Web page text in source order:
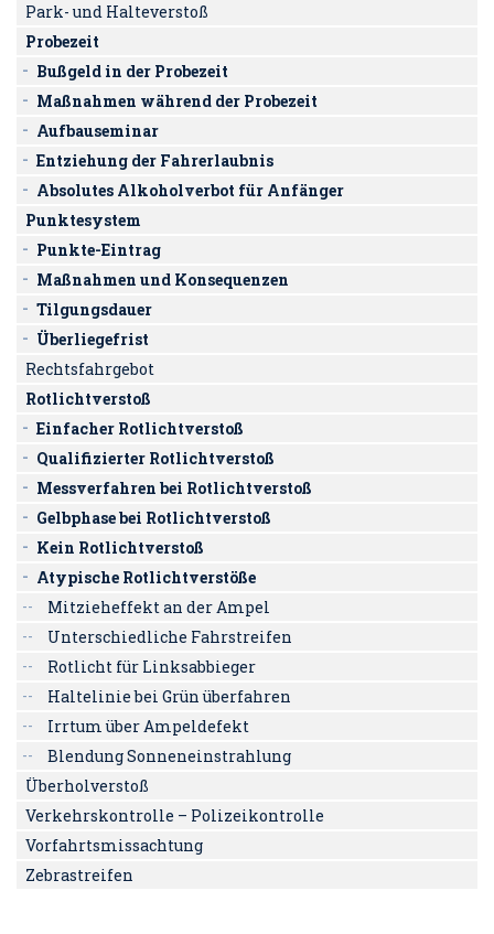
Park- und Halteverstoß
Probezeit
Bußgeld in der Probezeit
Maßnahmen während der Probezeit
Aufbauseminar
Entziehung der Fahrerlaubnis
Absolutes Alkoholverbot für Anfänger
Punktesystem
Punkte-Eintrag
Maßnahmen und Konsequenzen
Tilgungsdauer
Überliegefrist
Rechtsfahrgebot
Rotlichtverstoß
Einfacher Rotlichtverstoß
Qualifizierter Rotlichtverstoß
Messverfahren bei Rotlichtverstoß
Gelbphase bei Rotlichtverstoß
Kein Rotlichtverstoß
Atypische Rotlichtverstöße
Mitzieheffekt an der Ampel
Unterschiedliche Fahrstreifen
Rotlicht für Linksabbieger
Haltelinie bei Grün überfahren
Irrtum über Ampeldefekt
Blendung Sonneneinstrahlung
Überholverstoß
Verkehrskontrolle – Polizeikontrolle
Vorfahrtsmissachtung
Zebrastreifen